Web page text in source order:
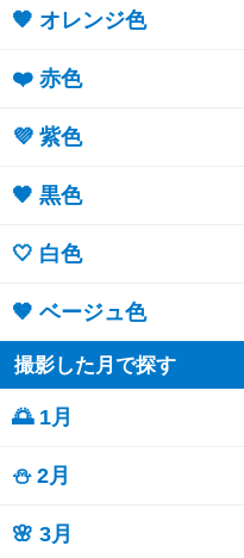
🧡 オレンジ色
❤️ 赤色
💜 紫色
🖤 黒色
🤍 白色
🤎 ベージュ色
撮影した月で探す
🌅 1月
⛄ 2月
🌸 3月